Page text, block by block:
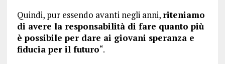
Quindi, pur essendo avanti negli anni, riteniamo
di avere la responsabilità di fare quanto più
è possibile per dare ai giovani speranza e
fiducia per il futuro“.